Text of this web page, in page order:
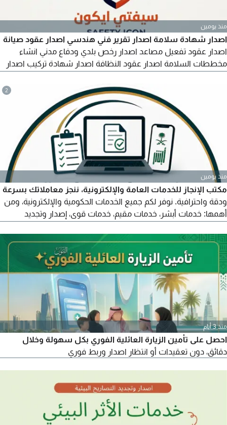
منذ يومين
اصدار شهادة سلامة اصدار تقرير فني هندسي اصدار عقود صيانة
اصدار عقود تفعيل مصاعد اصدار رخص بلدي ودفاع مدني انشاء
مخططات السلامة اصدار عقود النظافة اصدار شهادة تركيب اصدار
2
منذ يومين
مكتب الإنجاز للخدمات العامة والإلكترونية، ننجز معاملاتك بسرعة
ودقة واحترافية. نوفر لكم جميع الخدمات الحكومية والإلكترونية، ومن
أهمها: خدمات أبشر، خدمات مقيم، خدمات قوى، إصدار وتجديد
تأشيرات العمل والخروج والعودة، إصدار تصاريح دخول مكة المكرمة،
العقود الإلكترونية وتوثيقها، إصدار وتجديد السجل التجاري، خدمات
التأمينات الاجتماعية، وخدمات أخرى.
منذ 3 أيام
احصل على تأمين الزيارة العائلية الفوري بكل سهولة وخلال
دقائق، دون تعقيدات أو انتظار اصدار وربط فوري